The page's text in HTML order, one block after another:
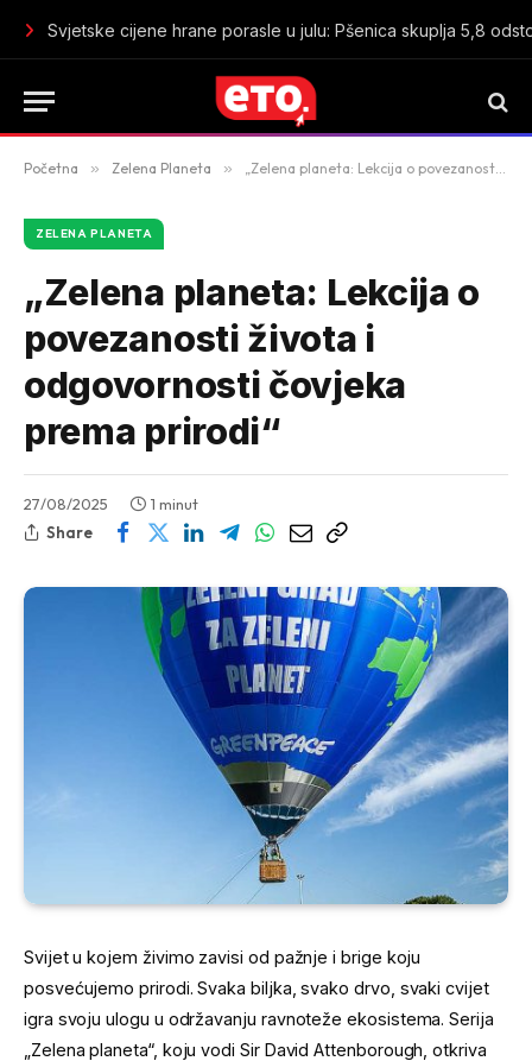
Početna » Zelena Planeta » „Zelena planeta: Lekcija o povezanosti života i odgovornosti čovjeka prema prirodi“
ZELENA PLANETA
„Zelena planeta: Lekcija o
povezanosti života i
odgovornosti čovjeka
prema prirodi“
27/08/2025
1 minut
Share
Svijet u kojem živimo zavisi od pažnje i brige koju
posvećujemo prirodi. Svaka biljka, svako drvo, svaki cvijet
igra svoju ulogu u održavanju ravnoteže ekosistema. Serija
„Zelena planeta“, koju vodi Sir David Attenborough, otkriva